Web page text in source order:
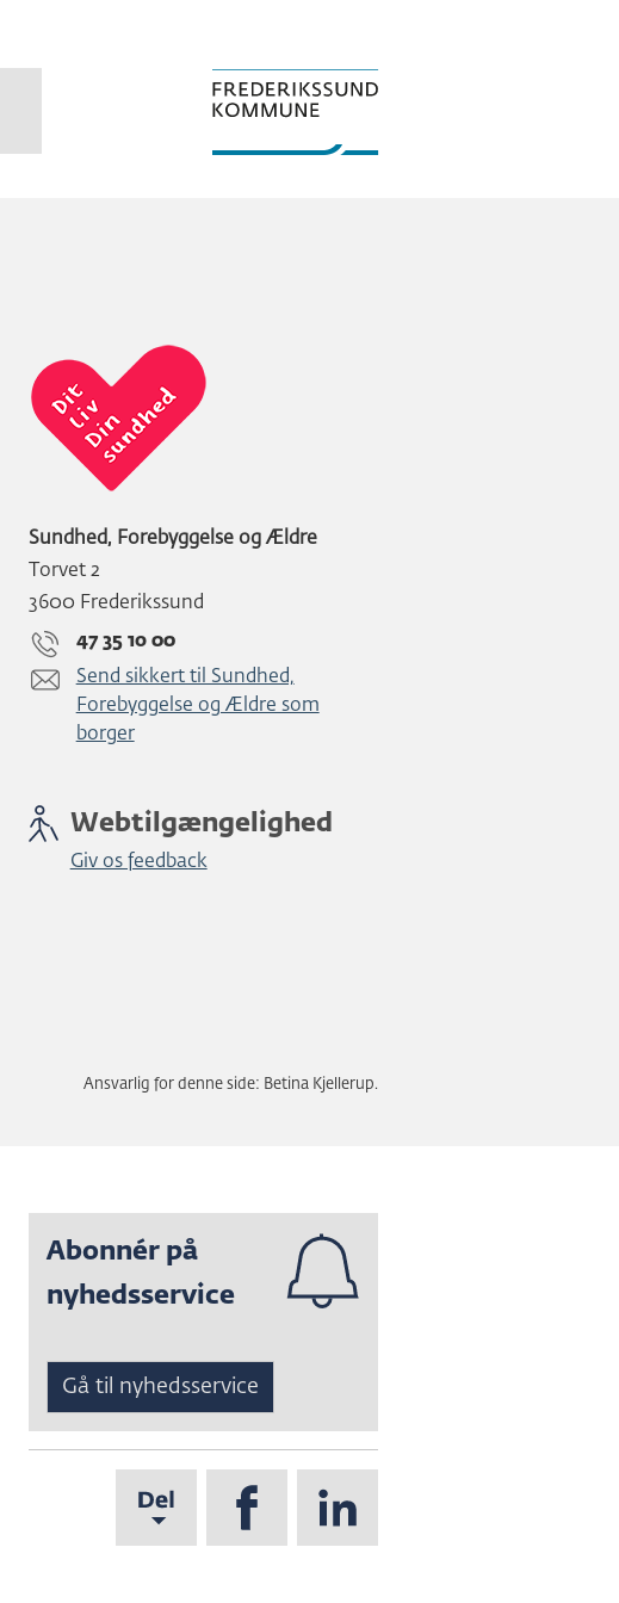
Sundhed, Forebyggelse og Ældre
Torvet 2
3600 Frederikssund
47 35 1o 00
Send sikkert til Sundhed,
Forebyggelse og Ældre som
borger
Webtilgængelighed
Giv os feedback
Ansvarlig for denne side: Betina Kjellerup.
Abonnér på
nyhedsservice
Gå til nyhedsservice